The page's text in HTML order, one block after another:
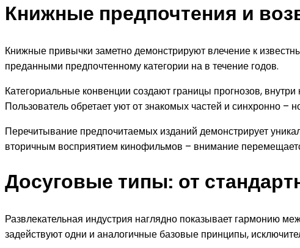
Книжные предпочтения и
Книжные привычки заметно демонстрируют влечение к
преданными предпочтенному категории на в течение годов.
Категориальные конвенции создают границы прогнозов,
Пользователь обретает уют от знакомых частей и синхронно –
Перечитывание предпочитаемых изданий демонстрирует
вторичным восприятием кинофильмов – внимание
Досуговые типы: от
Развлекательная индустрия наглядно показывает гармонию
задействуют одни и аналогичные базовые принципы,